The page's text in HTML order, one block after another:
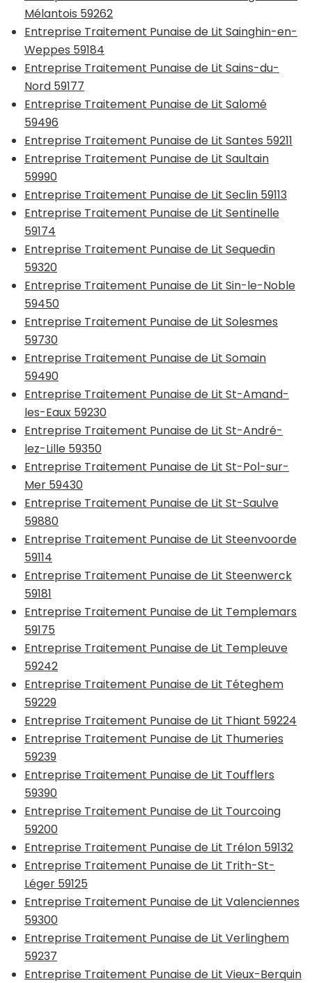
Mélantois 59262
Entreprise Traitement Punaise de Lit Sainghin-en-
Weppes 59184
Entreprise Traitement Punaise de Lit Sains-du-
Nord 59177
Entreprise Traitement Punaise de Lit Salomé
59496
Entreprise Traitement Punaise de Lit Santes 59211
Entreprise Traitement Punaise de Lit Saultain
59990
Entreprise Traitement Punaise de Lit Seclin 59113
Entreprise Traitement Punaise de Lit Sentinelle
59174
Entreprise Traitement Punaise de Lit Sequedin
59320
Entreprise Traitement Punaise de Lit Sin-le-Noble
59450
Entreprise Traitement Punaise de Lit Solesmes
59730
Entreprise Traitement Punaise de Lit Somain
59490
Entreprise Traitement Punaise de Lit St-Amand-
les-Eaux 59230
Entreprise Traitement Punaise de Lit St-André-
lez-Lille 59350
Entreprise Traitement Punaise de Lit St-Pol-sur-
Mer 59430
Entreprise Traitement Punaise de Lit St-Saulve
59880
Entreprise Traitement Punaise de Lit Steenvoorde
59114
Entreprise Traitement Punaise de Lit Steenwerck
59181
Entreprise Traitement Punaise de Lit Templemars
59175
Entreprise Traitement Punaise de Lit Templeuve
59242
Entreprise Traitement Punaise de Lit Téteghem
59229
Entreprise Traitement Punaise de Lit Thiant 59224
Entreprise Traitement Punaise de Lit Thumeries
59239
Entreprise Traitement Punaise de Lit Toufflers
59390
Entreprise Traitement Punaise de Lit Tourcoing
59200
Entreprise Traitement Punaise de Lit Trélon 59132
Entreprise Traitement Punaise de Lit Trith-St-
Léger 59125
Entreprise Traitement Punaise de Lit Valenciennes
59300
Entreprise Traitement Punaise de Lit Verlinghem
59237
Entreprise Traitement Punaise de Lit Vieux-Berquin